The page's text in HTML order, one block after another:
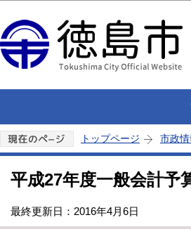
トップページ 市政情
平成27年度一般会計予
最終更新日：2016年4月6日